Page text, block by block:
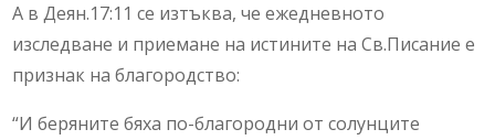
А в Деян.17:11 се изтъква, че ежедневното
изследване и приемане на истините на Св.Писание е
признак на благородство:
“И беряните бяха по-благородни от солунците